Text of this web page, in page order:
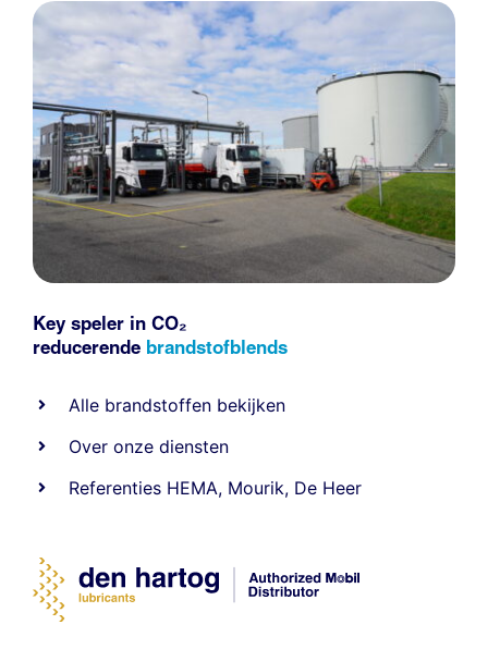
Key speler in CO₂
reducerende brandstofblends
Alle brandstoffen bekijken
Over onze diensten
Referenties HEMA, Mourik, De Heer